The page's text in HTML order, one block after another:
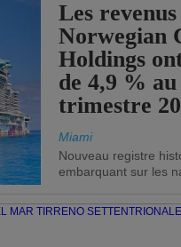
Les
Norwegian
Holdings
de 4,9 %
trimestre
Miami
Nouveau registre
embarquant sur les